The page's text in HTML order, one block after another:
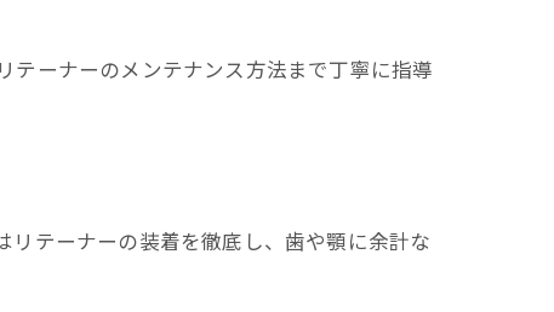
テーナーのメンテナンス方法まで丁寧に指導
テーナーの装着を徹底し、歯や顎に余計な